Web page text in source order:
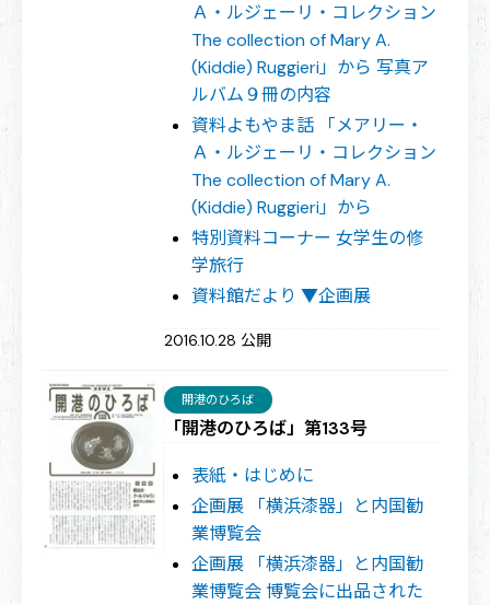
Ａ・ルジェーリ・コレクション
The collection of Mary A.
(Kiddie) Ruggieri」から 写真ア
ルバム９冊の内容
資料よもやま話 「メアリー・
Ａ・ルジェーリ・コレクション
The collection of Mary A.
(Kiddie) Ruggieri」から
特別資料コーナー 女学生の修
学旅行
資料館だより ▼企画展
2016.10.28 公開
「開港のひろば」第133号
開港のひろば
表紙・はじめに
企画展 「横浜漆器」と内国勧
業博覧会
企画展 「横浜漆器」と内国勧
業博覧会 博覧会に出品された